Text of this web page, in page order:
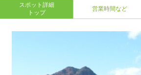
スポット詳細
トップ
営業時間など